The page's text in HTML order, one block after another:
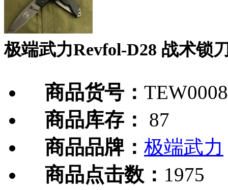
极端武力Revfol-D28 战术锁
商品货号：
商品库存：
87
商品品牌： 极端武力
商品点击数： 1975